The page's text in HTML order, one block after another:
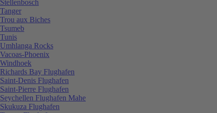
Stellenbosch
Tanger
Trou aux Biches
Tsumeb
Tunis
Umhlanga Rocks
Vacoas-Phoenix
Windhoek
Richards Bay Flughafen
Saint-Denis Flughafen
Saint-Pierre Flughafen
Seychellen Flughafen Mahe
Skukuza Flughafen